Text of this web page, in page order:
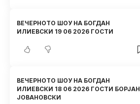
ВЕЧЕРНОТО ШОУ НА БОГДАН
ИЛИЕВСКИ 19 06 2026 ГОСТИ
ВЕЧЕРНОТО ШОУ НА БОГДАН
ИЛИЕВСКИ 18 06 2026 ГОСТИ БОРЈАН
ЈОВАНОВСКИ